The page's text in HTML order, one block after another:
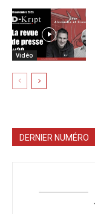
Vidéo
DERNIER NUMÉRO